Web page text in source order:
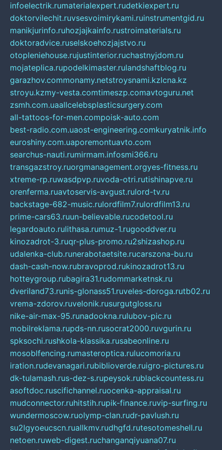
infoelectrik.rumaterialexpert.rudetkiexpert.ru
doktorvilechit.ruvsesvoimirykami.ruinstrumentgid.ru
manikjurinfo.ruhozjajkainfo.rustroimaterials.ru
doktoradvice.ruselskoehozjajstvo.ru
otopleniehouse.rujustinterior.ruchastnyjdom.ru
mojateplica.rupodelkimaster.rulandshaftblog.ru
garazhov.commonamy.netstroysnami.kzlcna.kz
stroyu.kzmy-vesta.comtimeszp.comavtoguru.net
zsmh.com.uaallcelebsplasticsurgery.com
all-tattoos-for-men.compoisk-auto.com
best-radio.com.uaost-engineering.comkuryatnik.info
euroshiny.com.uaporemontuavto.com
searchus-nauti.rumirmam.infosmi366.ru
transgazstroy.ruorgmanagement.orgyes-fitness.ru
xtreme-rp.ruwasdpvp.ruvoda-otri.rutishinapve.ru
orenferma.ruavtoservis-avgust.rulord-tv.ru
backstage-682-music.rulordfilm7.rulordfilm13.ru
prime-cars63.ruun-believable.rucodetool.ru
legardoauto.rulithasa.rumuz-1.rugooddver.ru
kinozadrot-3.ruqr-plus-promo.ru2shizashop.ru
udalenka-club.runerabotaetsite.rucarszona-bu.ru
dash-cash-now.rubravoprod.rukinozadrot13.ru
hotteygroup.rubagira31.rudommarketnsk.ru
dveriland73.runis-glonass51.ruveles-doroga.rutb02.ru
vrema-zdorov.ruvelonik.rusurgutgloss.ru
nike-air-max-95.runadookna.rulubov-pic.ru
mobilreklama.rupds-nn.rusocrat2000.ruvgurin.ru
spksochi.rushkola-klassika.rusabeonline.ru
mosoblfencing.rumasteroptica.rulucomoria.ru
iration.rudevanagari.rubiblioverde.ruigro-pictures.ru
dk-tulamash.rus-dez-s.rupeysok.rublackcountess.ru
asoftdoc.ruscifichannel.ruocenka-appraisal.ru
mudconnector.ruhitstih.rupik-finance.ruvip-surfing.ru
wundermoscow.ruolymp-clan.rudr-pavlush.ru
su2lgyoeucscn.ruallkmv.rudhgfd.rutesotomeshell.ru
netoen.ruweb-digest.ruchanganqiyuana07.ru